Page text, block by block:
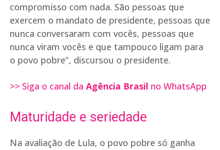
compromisso com nada. São pessoas que
exercem o mandato de presidente, pessoas que
nunca conversaram com vocês, pessoas que
nunca viram vocês e que tampouco ligam para
o povo pobre”, discursou o presidente.
>> Siga o canal da Agência Brasil no WhatsApp
Maturidade e seriedade
Na avaliação de Lula, o povo pobre só ganha